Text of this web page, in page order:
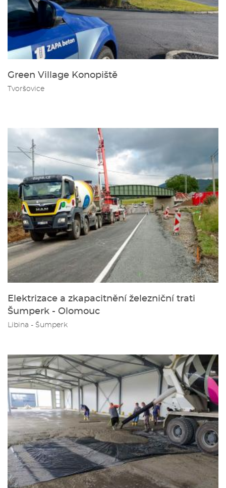
Green Village Konopiště
Tvoršovice
Elektrizace a zkapacitnění železniční trati
Šumperk - Olomouc
Libina - Šumperk